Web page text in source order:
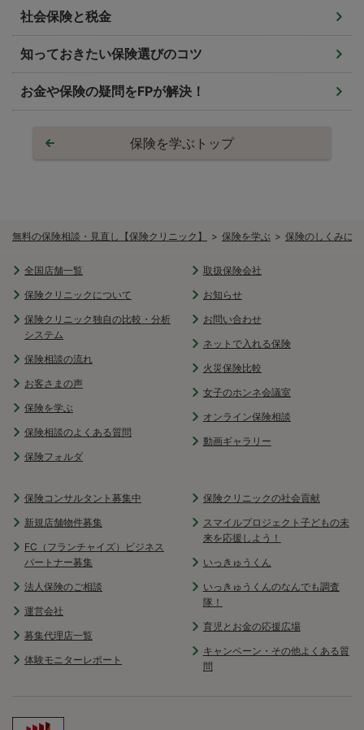
無料の保険相談・見直し【保険クリニック】 保険を学ぶ 保険のしくみに
社会保険と税金
知っておきたい保険選びのコツ
お金や保険の疑問をFPが解決！
保険を学ぶトップ
全国店舗一覧
保険クリニックについて
保険クリニック独自の比較・分析
システム
保険相談の流れ
お客さまの声
保険を学ぶ
保険相談のよくある質問
保険フォルダ
取扱保険会社
お知らせ
お問い合わせ
ネットで入れる保険
火災保険比較
女子のホンネ会議室
オンライン保険相談
動画ギャラリー
保険コンサルタント募集中
新規店舗物件募集
FC（フランチャイズ）ビジネス
パートナー募集
法人保険のご相談
運営会社
募集代理店一覧
体験モニターレポート
保険クリニックの社会貢献
スマイルプロジェクト子どもの未
来を応援しよう！
いっきゅうくん
いっきゅうくんのなんでも調査
隊！
育児とお金の応援広場
キャンペーン・その他よくある質
問